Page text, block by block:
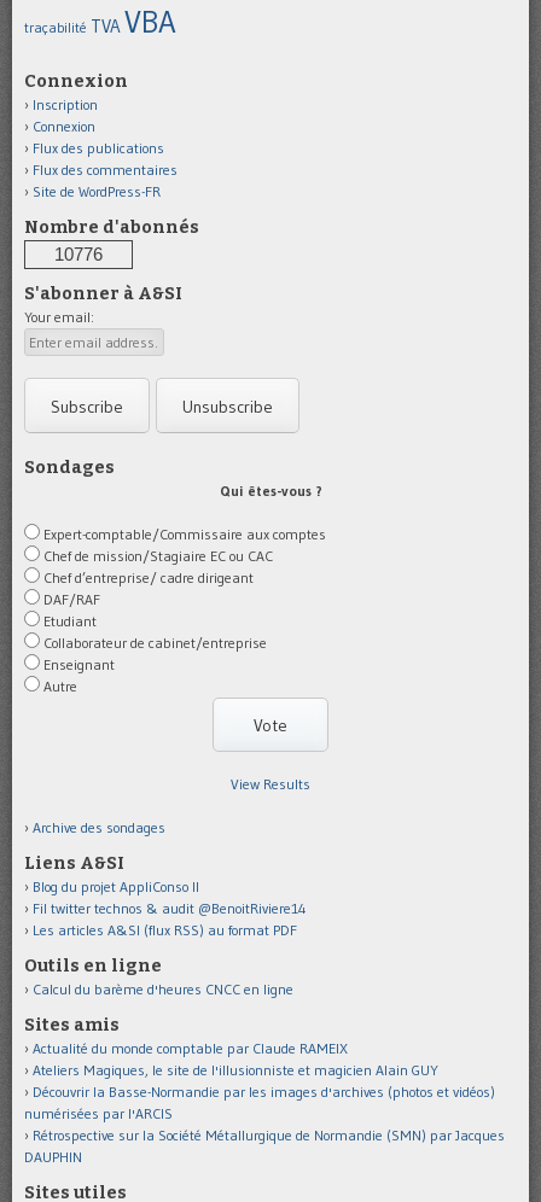
traçabilité TVAVBA
Connexion
Inscription
Connexion
Flux des publications
Flux des commentaires
Site de WordPress-FR
Nombre d'abonnés
10776
S'abonner à A&SI
Your email:
Sondages
Qui êtes-vous ?
Expert-comptable/Commissaire aux comptes
Chef de mission/Stagiaire EC ou CAC
Chef d’entreprise/ cadre dirigeant
DAF/RAF
Etudiant
Collaborateur de cabinet/entreprise
Enseignant
Autre
View Results
Archive des sondages
Liens A&SI
Blog du projet AppliConso II
Fil twitter technos & audit @BenoitRiviere14
Les articles A&SI (flux RSS) au format PDF
Outils en ligne
Calcul du barème d'heures CNCC en ligne
Sites amis
Actualité du monde comptable par Claude RAMEIX
Ateliers Magiques, le site de l'illusionniste et magicien Alain GUY
Découvrir la Basse-Normandie par les images d'archives (photos et vidéos)
numérisées par l'ARCIS
Rétrospective sur la Société Métallurgique de Normandie (SMN) par Jacques
DAUPHIN
Sites utiles